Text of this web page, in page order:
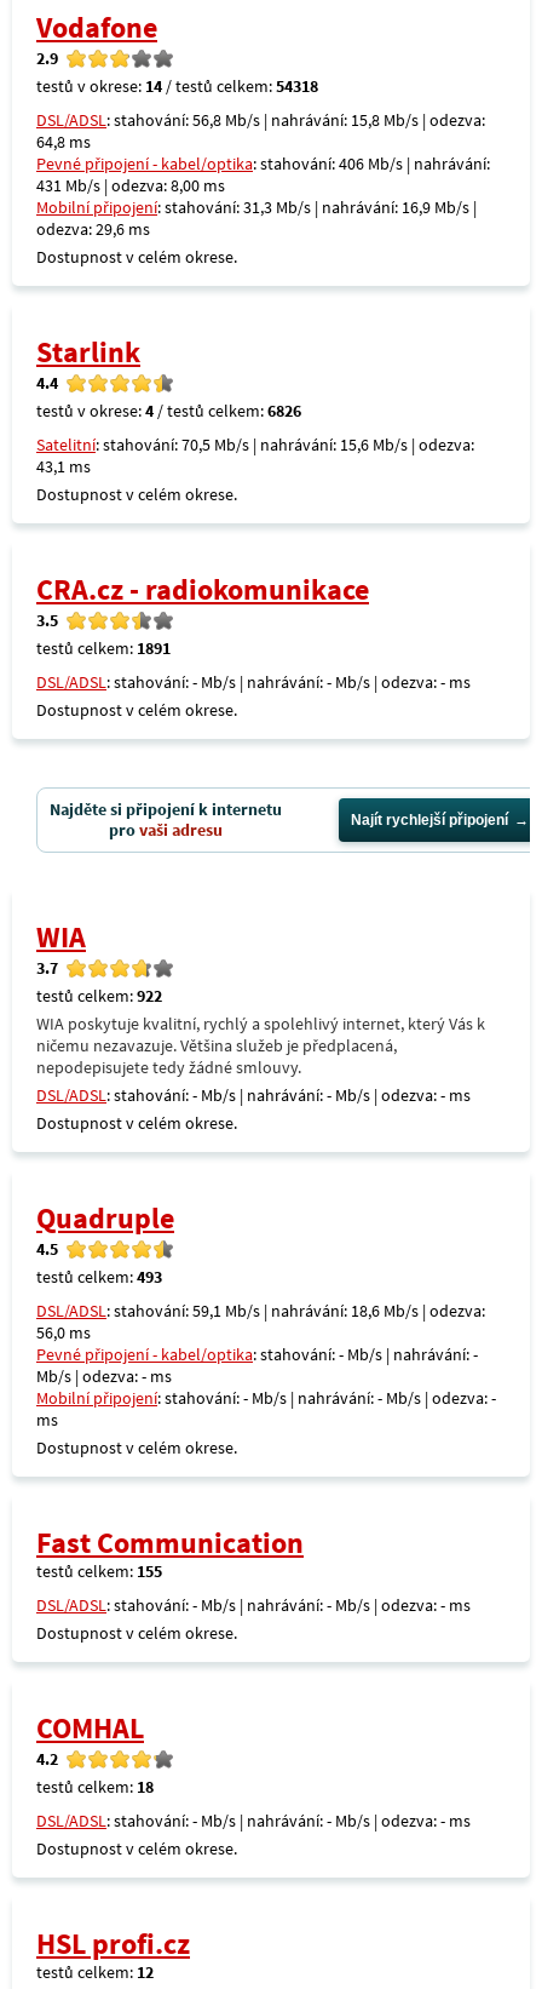
Vodafone
2.9
testů v okrese: 14 / testů celkem:54318
DSL/ADSL: stahování: 56,8 Mb/s | nahrávání: 15,8 Mb/s | odezva:
64,8 ms
Pevné připojení - kabel/optika: stahování: 406 Mb/s | nahrávání:
431 Mb/s | odezva: 8,00 ms
Mobilní připojení: stahování: 31,3 Mb/s | nahrávání: 16,9 Mb/s |
odezva: 29,6 ms
Dostupnost v celém okrese.
Starlink
4.4
testů v okrese:4 / testů celkem:6826
Satelitní: stahování: 70,5 Mb/s | nahrávání: 15,6 Mb/s | odezva:
43,1 ms
Dostupnost v celém okrese.
CRA.cz - radiokomunikace
3.5
testů celkem: 1891
DSL/ADSL: stahování: - Mb/s | nahrávání: - Mb/s | odezva: - ms
Dostupnost v celém okrese.
Najděte si připojení k internetu
provaši adresu Najít rychlejší připojení
WIA
3.7
testů celkem:922
WIA poskytuje kvalitní, rychlý a spolehlivý internet, který Vás k
ničemu nezavazuje. Většina služeb je předplacená,
nepodepisujete tedy žádné smlouvy.
DSL/ADSL: stahování: - Mb/s | nahrávání: - Mb/s | odezva: - ms
Dostupnost v celém okrese.
Quadruple
4.5
testů celkem:493
DSL/ADSL: stahování: 59,1 Mb/s | nahrávání: 18,6 Mb/s | odezva:
56,0 ms
Pevné připojení - kabel/optika: stahování: - Mb/s | nahrávání: -
Mb/s | odezva: - ms
Mobilní připojení: stahování: - Mb/s | nahrávání: - Mb/s | odezva: -
ms
Dostupnost v celém okrese.
Fast Communication
testů celkem: 155
DSL/ADSL: stahování: - Mb/s | nahrávání: - Mb/s | odezva: - ms
Dostupnost v celém okrese.
COMHAL
4.2
testů celkem: 18
DSL/ADSL: stahování: - Mb/s | nahrávání: - Mb/s | odezva: - ms
Dostupnost v celém okrese.
HSL profi.cz
testů celkem: 12